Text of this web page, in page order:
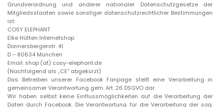
Grundverordnung und anderer nationaler Datenschutzgesetze der
Mitgliedsstaaten sowie sonstiger datenschutzrechtlicher Bestimmungen
ist:
COSY ELEPHANT
Elke Hütten Internetshop
Donnersbergerstr. 41
D – 80634 München
Email: shop (at) cosy-elephant.de
(Nachfolgend als „CE“ abgekürzt)
Das Betreiben unserer Facebook Fanpage stellt eine Verarbeitung in
gemeinsamer Verantwortung gem. Art. 26 DSGVO dar.
Wir haben selbst keine Einflussmöglichkeiten auf die Verarbeitung der
Daten durch Facebook. Die Verantwortung für die Verarbeitung der sog.